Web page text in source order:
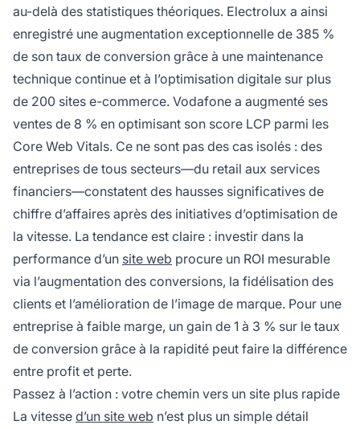
au-delà des statistiques théoriques. Electrolux a ainsi
enregistré une augmentation exceptionnelle de 385 %
de son taux de conversion grâce à une maintenance
technique continue et à l’optimisation digitale sur plus
de 200 sites e-commerce. Vodafone a augmenté ses
ventes de 8 % en optimisant son score LCP parmi les
Core Web Vitals. Ce ne sont pas des cas isolés : des
entreprises de tous secteurs—du retail aux services
financiers—constatent des hausses significatives de
chiffre d’affaires après des initiatives d’optimisation de
la vitesse. La tendance est claire : investir dans la
performance d’un site web procure un ROI mesurable
via l’augmentation des conversions, la fidélisation des
clients et l’amélioration de l’image de marque. Pour une
entreprise à faible marge, un gain de 1 à 3 % sur le taux
de conversion grâce à la rapidité peut faire la différence
entre profit et perte.
Passez à l’action : votre chemin vers un site plus rapide
La vitesse d’un site web n’est plus un simple détail